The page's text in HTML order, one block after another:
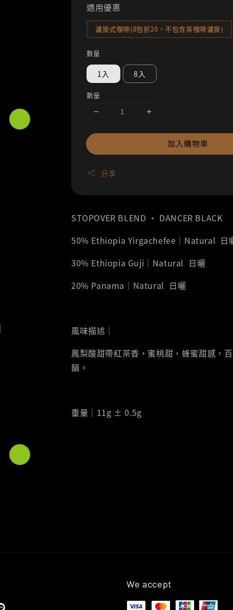
適用優惠
濾掛式咖啡(8包折20，不包含茶咖啡濾掛)
數量
1入 8入
數量
加入購物車
分享
STOPOVER BLEND ‧ DANCER BLACK
50% Ethiopia Yirgachefee｜Natural 日
30% Ethiopia Guji｜Natural 日曬
20% Panama｜Natural 日曬
風味描述｜
鳳梨酸甜帶紅茶香，蜜桃甜，蜂蜜甜感，
韻。
重量｜11g ± 0.5g
We accept